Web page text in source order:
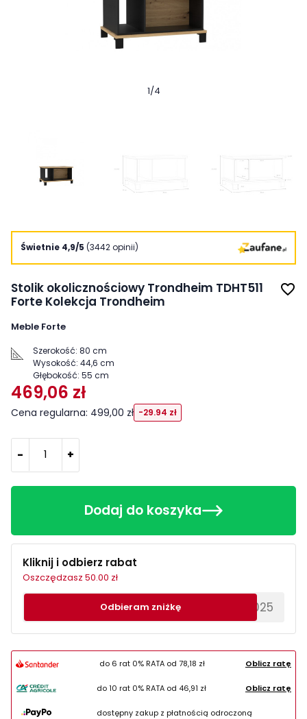
1/4
Świetnie 4,9/5 (3442 opinii)
Stolik okolicznościowy Trondheim TDHT511
Forte Kolekcja Trondheim
favorite_border
Meble Forte
Szerokość: 80 cm
Wysokość: 44,6 cm
Głębokość: 55 cm
469,06 zł
Cena regularna: 499,00 zł -29.94 zł
- +
Dodaj do koszyka
Kliknij i odbierz rabat
Oszczędzasz 50.00 zł
********EWS2025
Odbieram zniżkę
do 6 rat 0% RATA od78,18 zł Oblicz ratę
do 10 rat 0% RATA od 46,91 zł Oblicz ratę
dostępny zakup z płatnością odroczoną